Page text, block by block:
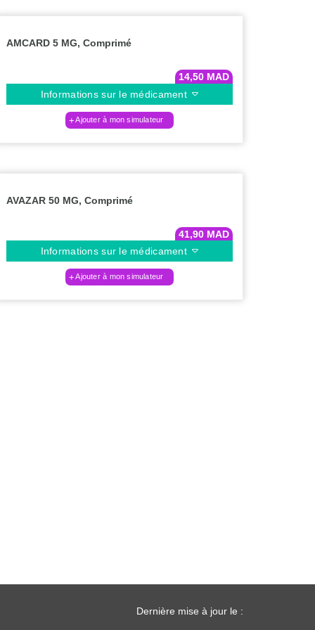
AMCARD 5 MG, Comprimé
14,50 MAD
Informations sur le médicament
Ajouter à mon simulateur
AVAZAR 50 MG, Comprimé
41,90 MAD
Informations sur le médicament
Ajouter à mon simulateur
Dernière mise à jour le :